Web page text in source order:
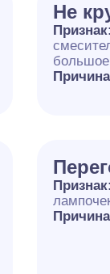
Не
Признак:
Признак: